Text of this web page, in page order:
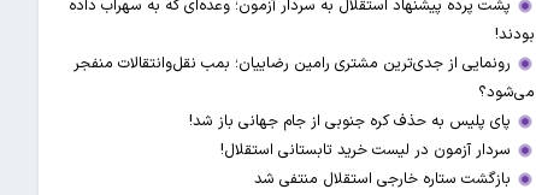
پشت پرده پیشنهاد استقلال به سردار آزمون؛ وعده‌ای که به سهراب داده
بودند!
رونمایی از جدی‌ترین مشتری رامین رضاییان؛ بمب نقل‌وانتقالات منفجر
می‌شود؟
پای پلیس به حذف کره جنوبی از جام جهانی باز شد!
سردار آزمون در لیست خرید تابستانی استقلال!
بازگشت ستاره خارجی استقلال منتفی شد